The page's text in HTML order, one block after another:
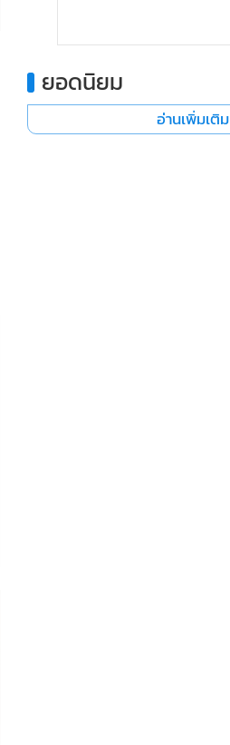
ยอดนิยม
อ่านเพิ่มเติม